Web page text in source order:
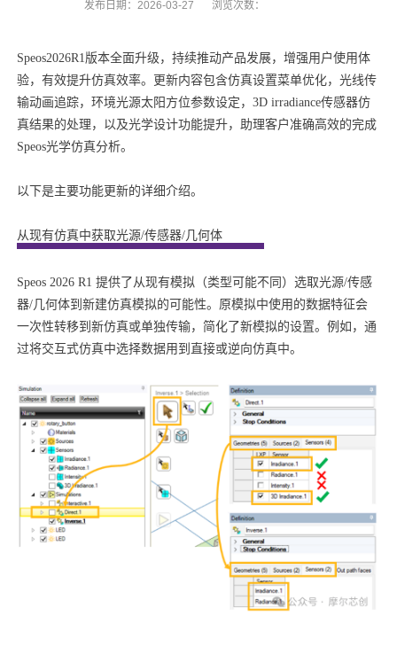
发布日期： 2026-03-27 浏览次数：
Speos2026R1版本全面升级，持续推动产品发展，增强用户使用体
验，有效提升仿真效率。更新内容包含仿真设置菜单优化，光线传
输动画追踪，环境光源太阳方位参数设定，3D irradiance传感器仿
真结果的处理，以及光学设计功能提升，助理客户准确高效的完成
Speos光学仿真分析。
以下是主要功能更新的详细介绍。
从现有仿真中获取光源/传感器/几何体
Speos 2026 R1 提供了从现有模拟（类型可能不同）选取光源/传感
器/几何体到新建仿真模拟的可能性。原模拟中使用的数据特征会
一次性转移到新仿真或单独传输，简化了新模拟的设置。例如，通
过将交互式仿真中选择数据用到直接或逆向仿真中。